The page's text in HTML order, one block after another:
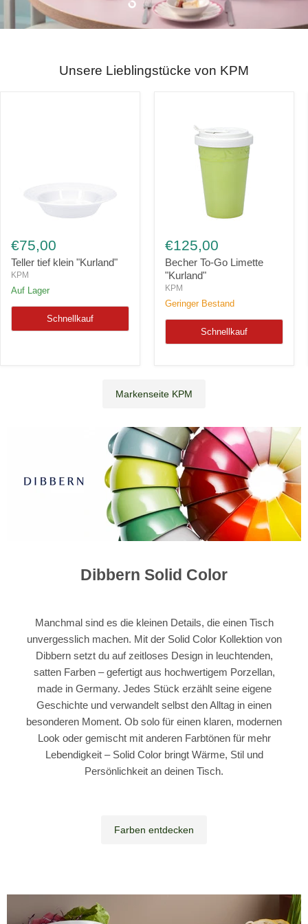
Slide
1
Slide
2
Slide
3
Slide
4
Unsere Lieblingstücke von KPM
tief
klein
"Kurland"
€75,00
Teller tief klein "Kurland"
KPM
Auf Lager
Schnellkauf
To-
Go
Limette
"Kurland"
€125,00
Becher To-Go Limette
"Kurland"
KPM
Geringer Bestand
Schnellkauf
Markenseite KPM
Dibbern Solid Color
Manchmal sind es die kleinen Details, die einen Tisch
unvergesslich machen. Mit der Solid Color Kollektion von
Dibbern setzt du auf zeitloses Design in leuchtenden,
satten Farben – gefertigt aus hochwertigem Porzellan,
made in Germany. Jedes Stück erzählt seine eigene
Geschichte und verwandelt selbst den Alltag in einen
besonderen Moment. Ob solo für einen klaren, modernen
Look oder gemischt mit anderen Farbtönen für mehr
Lebendigkeit – Solid Color bringt Wärme, Stil und
Persönlichkeit an deinen Tisch.
Farben entdecken